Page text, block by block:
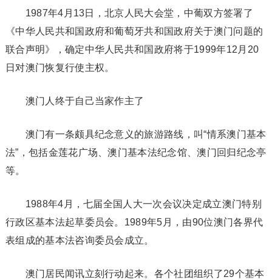
1987年4月13日，北京人民大会堂，中葡双方签署了
《中华人民共和国政府和葡萄牙共和国政府关于澳门问题的
联合声明》，确定中华人民共和国政府将于1999年12月20
日对澳门恢复行使主权。
澳门人终于自己当家作主了
澳门有一条颇具纪念意义的旅游路线，叫“情系澳门基本
法”，包括金莲花广场、澳门基本法纪念馆、澳门回归纪念亭
等。
1988年4月，七届全国人大一次会议决定成立澳门特别
行政区基本法起草委员会。1989年5月，由90位澳门各界代
表组成的基本法咨询委员会成立。
澳门居民闻讯立刻行动起来。各个社团组织了29个基本